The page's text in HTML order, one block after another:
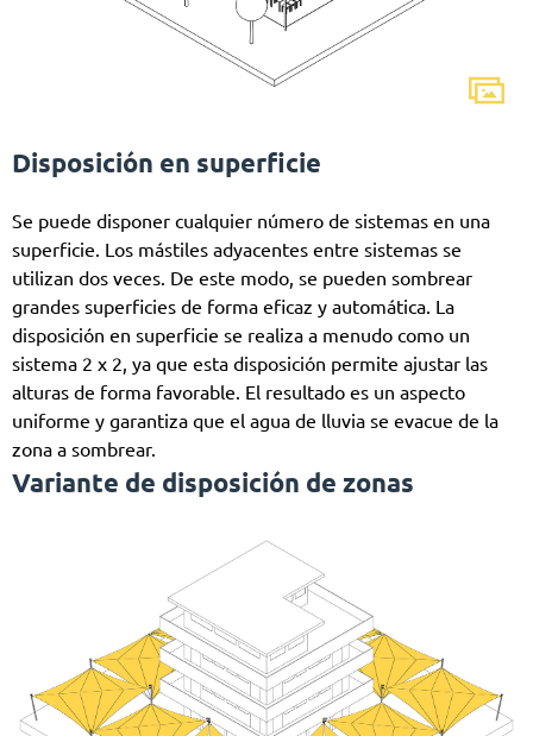
Disposición en superficie
Se puede disponer cualquier número de sistemas en una
superficie. Los mástiles adyacentes entre sistemas se
utilizan dos veces. De este modo, se pueden sombrear
grandes superficies de forma eficaz y automática. La
disposición en superficie se realiza a menudo como un
sistema 2 x 2, ya que esta disposición permite ajustar las
alturas de forma favorable. El resultado es un aspecto
uniforme y garantiza que el agua de lluvia se evacue de la
zona a sombrear.
Variante de disposición de zonas